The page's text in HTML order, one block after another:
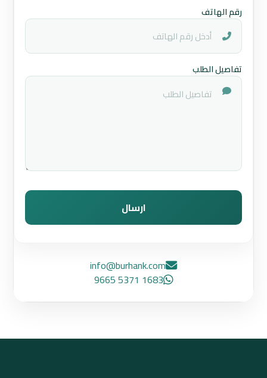
رقم الهاتف
تفاصيل الطلب
ارسال
info@burhank.com
1683 5371 9665